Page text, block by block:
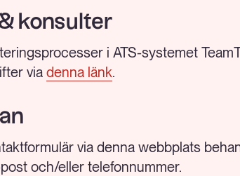
konsulter
i ATS-systemet
via denna länk.
via denna webbplats
och/eller telefonnummer.